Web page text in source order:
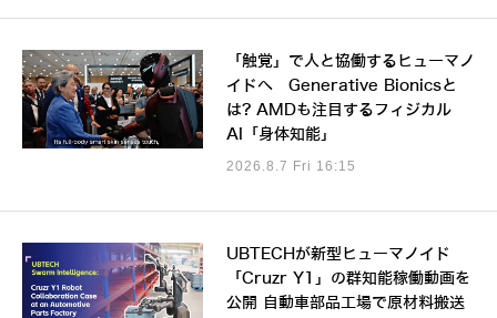
「触覚」で人と協働するヒューマノ
イドへ Generative Bionicsと
は? AMDも注目するフィジカル
AI「身体知能」
2026.8.7 Fri 16:15
UBTECHが新型ヒューマノイド
「Cruzr Y1」の群知能稼働動画を
公開 自動車部品工場で原材料搬送